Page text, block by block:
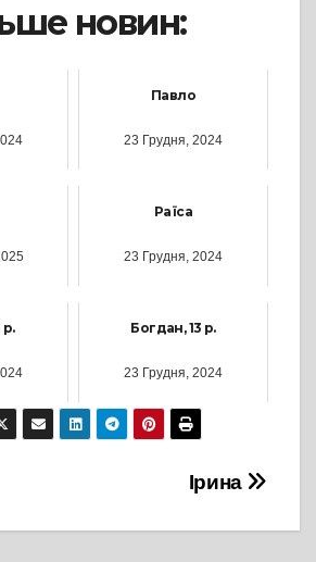
новин:
Павло
23 Грудня, 2024
Раїса
23 Грудня, 2024
р. Богдан, 13 р.
23 Грудня, 2024
Ірина